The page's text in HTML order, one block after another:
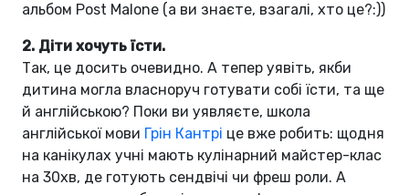
альбом Post Malone (а ви знаєте, взагалі, хто це?:))
2. Діти хочуть їсти.
Так, це досить очевидно. А тепер уявіть, якби
дитина могла власноруч готувати собі їсти, та ще
й англійською? Поки ви уявляєте, школа
англійської мови Грін Кантрі це вже робить: щодня
на канікулах учні мають кулінарний майстер-клас
на 30хв, де готують сендвічі чи фреш роли. А